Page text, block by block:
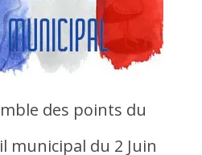
des points du
municipal du 2 Juin